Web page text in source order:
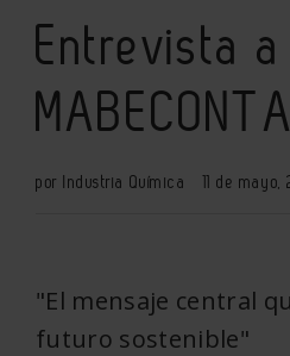
Entrevista
MABECONTA
por Industria Química 11 de mayo,
"El mensaje central
futuro sostenible"